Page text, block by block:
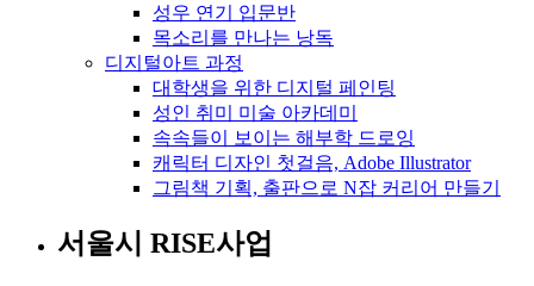
성우 연기 입문반
목소리를 만나는 낭독
디지털아트 과정
대학생을 위한 디지털 페인팅
성인 취미 미술 아카데미
속속들이 보이는 해부학 드로잉
캐릭터 디자인 첫걸음, Adobe Illustrator
그림책 기획, 출판으로 N잡 커리어 만들기
서울시 RISE사업